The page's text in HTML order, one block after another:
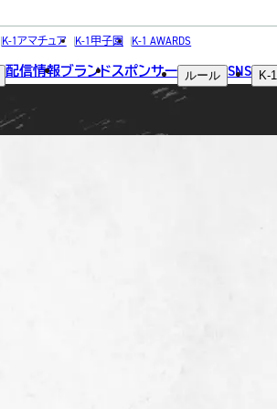
K-1アマチュア K-1甲子園 K-1 AWARDS
配信情報ブランドスポンサー ルール SNS K-1
FIGHTER